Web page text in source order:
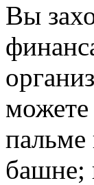
Вы
можете
пальме
башне;